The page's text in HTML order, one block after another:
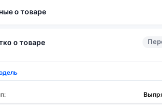
о товаре
о товаре